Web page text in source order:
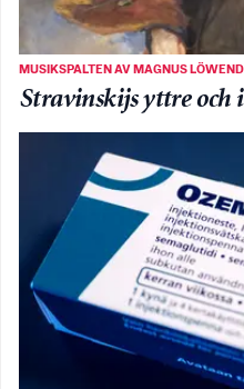
MUSIKSPALTEN AV MAGNUS
Stravinskijs yttre och